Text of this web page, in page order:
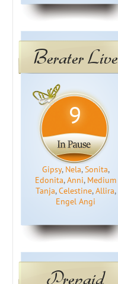
Berater Live
9
Gipsy, Nela,Sonita,
Edonita,Anni, Medium
Tanja,Celestine,Allira,
Engel Angi
Prepaid